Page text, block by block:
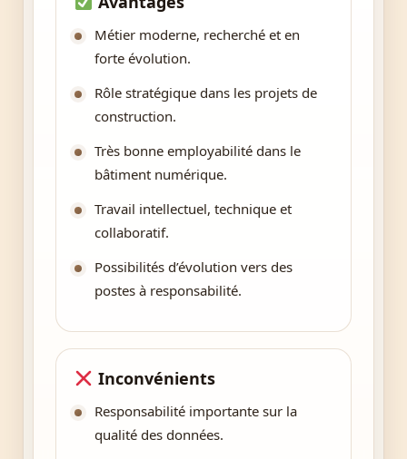
Métier moderne, recherché et en
forte évolution.
Rôle stratégique dans les projets de
construction.
Très bonne employabilité dans le
bâtiment numérique.
Travail intellectuel, technique et
collaboratif.
Possibilités d’évolution vers des
postes à responsabilité.
Inconvénients
Responsabilité importante sur la
qualité des données.